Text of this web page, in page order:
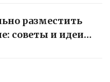
разместить
советы и идеи